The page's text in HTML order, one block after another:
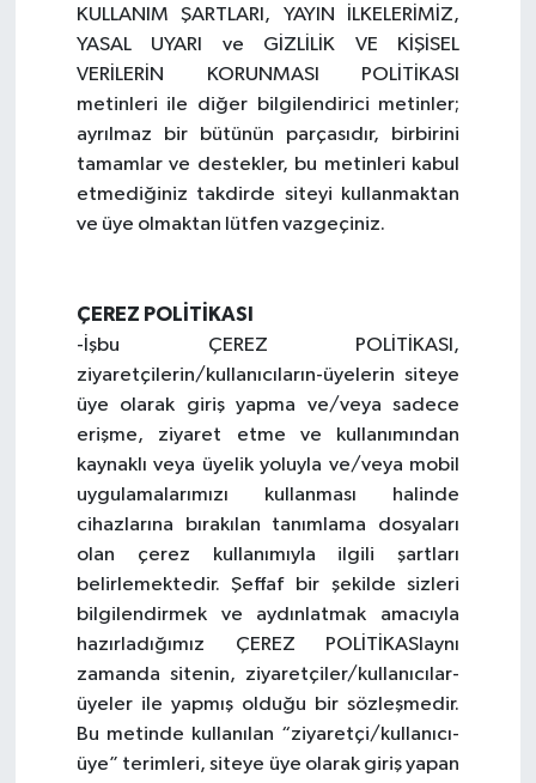
KULLANIM ŞARTLARI, YAYIN İLKELERİMİZ,
YASAL UYARI ve GİZLİLİK VE KİŞİSEL
VERİLERİN KORUNMASI POLİTİKASI
metinleri ile diğer bilgilendirici metinler;
ayrılmaz bir bütünün parçasıdır, birbirini
tamamlar ve destekler, bu metinleri kabul
etmediğiniz takdirde siteyi kullanmaktan
ve üye olmaktan lütfen vazgeçiniz.
ÇEREZ POLİTİKASI
-İşbu ÇEREZ POLİTİKASI,
ziyaretçilerin/kullanıcıların-üyelerin siteye
üye olarak giriş yapma ve/veya sadece
erişme, ziyaret etme ve kullanımından
kaynaklı veya üyelik yoluyla ve/veya mobil
uygulamalarımızı kullanması halinde
cihazlarına bırakılan tanımlama dosyaları
olan çerez kullanımıyla ilgili şartları
belirlemektedir. Şeffaf bir şekilde sizleri
bilgilendirmek ve aydınlatmak amacıyla
hazırladığımız ÇEREZ POLİTİKASIaynı
zamanda sitenin, ziyaretçiler/kullanıcılar-
üyeler ile yapmış olduğu bir sözleşmedir.
Bu metinde kullanılan “ziyaretçi/kullanıcı-
üye” terimleri, siteye üye olarak giriş yapan